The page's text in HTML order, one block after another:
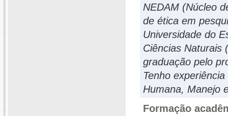
NEDAM (Núcleo
de ética em
Universidade do
Ciências Naturais
graduação pelo
Tenho
Humana, Manejo
Formação